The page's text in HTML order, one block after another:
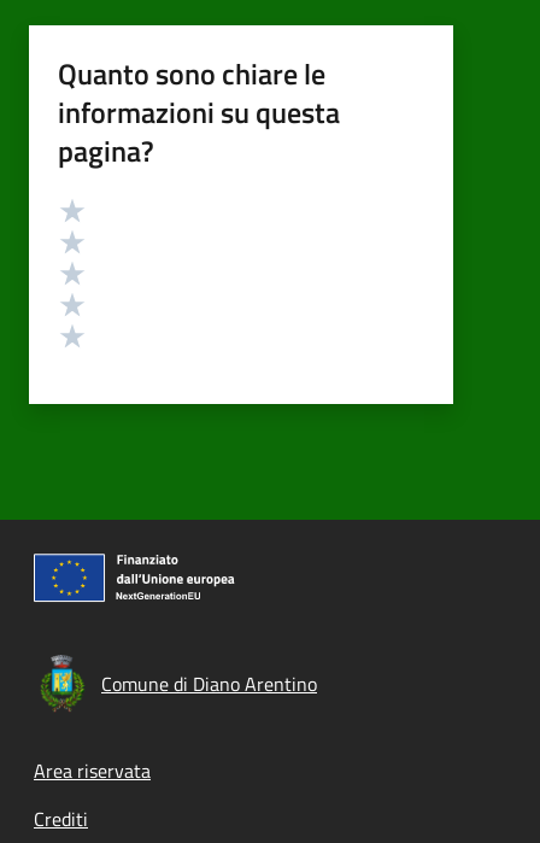
Quanto sono chiare le
informazioni su questa
pagina?
Valutazione
Comune di Diano Arentino
Footer menu
Area riservata
Crediti